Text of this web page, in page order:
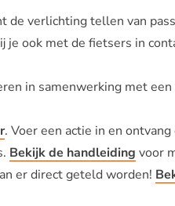
de verlichting tellen van
je ook met de fietsers in
in samenwerking met
. Voer een actie in en
Bekijk de handleiding voor
er direct geteld worden!